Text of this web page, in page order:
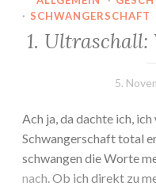
· SCHWANGERSCHAFT
1. Ultraschall:
5.
Ach ja, da dachte ich,
Schwangerschaft total
schwangen die Worte
nach. Ob ich direkt zu